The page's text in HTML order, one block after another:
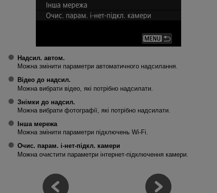
Надсил. автом.
Можна змінити параметри автоматичного надсилання.
Відео до надсил.
Можна вибрати відео, які потрібно надсилати.
Знімки до надсил.
Можна вибрати фотографії, які потрібно надсилати.
Інша мережа
Можна змінити параметри підключень Wi-Fi.
Очис. парам. і-нет-підкл. камери
Можна очистити параметри інтернет-підключення камери.